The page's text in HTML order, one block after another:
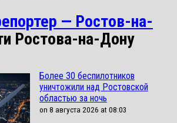
— Ростов-на-
Ростова-на-Дону
Более 30 беспилотников
уничтожили над Ростовской
областью за ночь
on 8 августа 2026 at 08:03